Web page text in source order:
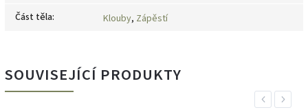
Část těla: Klouby, Zápěstí
SOUVISEJÍCÍ PRODUKTY
Previous
Next